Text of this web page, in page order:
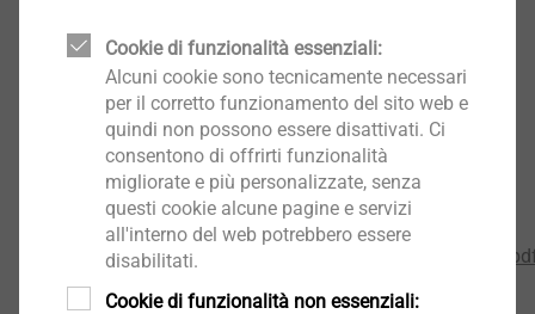
dimensioning
Data sheets for the creation of a pre-dimensioning
Checklist CROSSFIX.pdf 194 KB
Questionnaire Pre-calculation Flat roof.pdf
Questionnaire Pre-calculation ILC Roof.pdf
Questionnaire Pre-calculation ILC Wall.pdf
Questionnaire Pre-calculation Rainscreen
Questionnaire Pre-calculation Solar.pdf
Cookie di funzionalità essenziali:
Alcuni cookie sono tecnicamente necessari
per il corretto funzionamento del sito web e
quindi non possono essere disattivati. Ci
consentono di offrirti funzionalità
migliorate e più personalizzate, senza
questi cookie alcune pagine e servizi
all'interno del web potrebbero essere
disabilitati.
Cookie di funzionalità non essenziali: